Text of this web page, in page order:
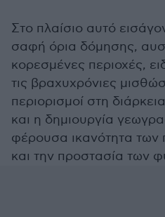
Στο πλαίσιο αυτό
σαφή όρια δόμησης,
κορεσμένες περιοχές,
τις βραχυχρόνιες
περιορισμοί στη
και η δημιουργία
φέρουσα ικανότητα των
και την προστασία των